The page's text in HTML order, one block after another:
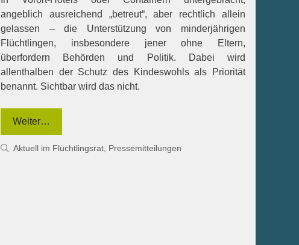
angeblich ausreichend „betreut“, aber rechtlich allein
gelassen – die Unterstützung von minderjährigen
Flüchtlingen, insbesondere jener ohne Eltern,
überfordern Behörden und Politik. Dabei wird
allenthalben der Schutz des Kindeswohls als Priorität
benannt. Sichtbar wird das nicht.
Weiter…
Kategorien
Aktuell im Flüchtlingsrat, Pressemitteilungen